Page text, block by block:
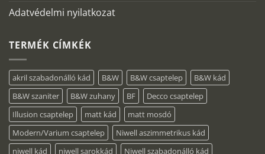
Adatvédelmi nyilatkozat
TERMÉK CÍMKÉK
akril szabadonálló kád B&W B&W csaptelep
B&W kád
B&W szaniter
B&W zuhany BF
Decco csaptelep
Illusion csaptelep
matt kád
matt mosdó
Modern/Varium csaptelep
Niwell aszimmetrikus kád
niwell kád
niwell sarokkád
Niwell szabadonálló kád